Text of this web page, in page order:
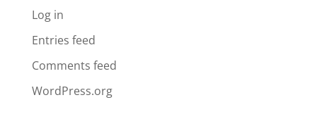
Log in
Entries feed
Comments feed
WordPress.org